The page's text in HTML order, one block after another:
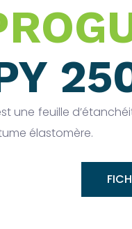
une feuille
élastomère.